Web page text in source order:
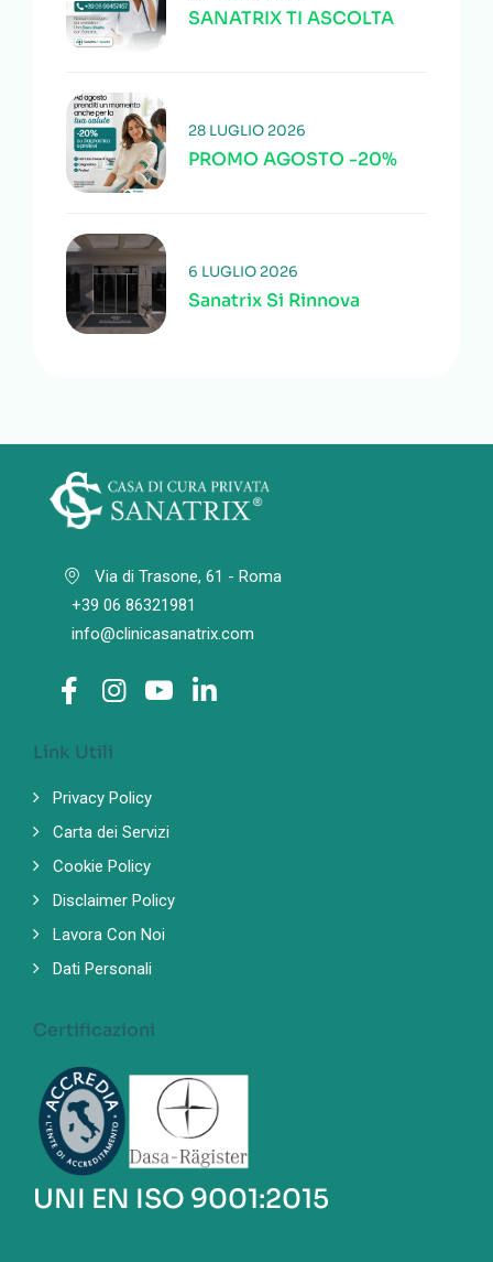
SANATRIX TI ASCOLTA
PROMO AGOSTO -20%
28 LUGLIO 2026
Sanatrix Si Rinnova
6 LUGLIO 2026
Via di Trasone, 61 - Roma
+39 06 86321981
info@clinicasanatrix.com
Link Utili
Privacy Policy
Carta dei Servizi
Cookie Policy
Disclaimer Policy
Lavora Con Noi
Dati Personali
Certificazioni
UNI EN ISO 9001:2015